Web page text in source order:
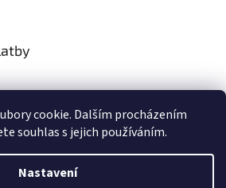
cookie. Dalším procházením
souhlas s jejich používáním.
Nastavení